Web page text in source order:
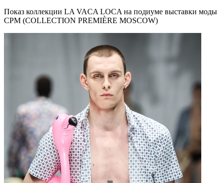
Показ коллекции LA VACA LOCA на подиуме выставки моды
CPM (COLLECTION PREMIÈRE MOSCOW)